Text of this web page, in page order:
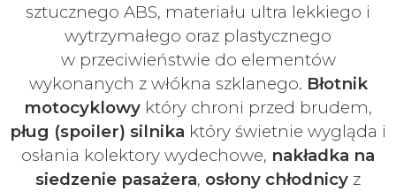
sztucznego ABS, materiału ultra lekkiego i
wytrzymałego oraz plastycznego
w przeciwieństwie do elementów
wykonanych z włókna szklanego. Błotnik
motocyklowy który chroni przed brudem,
pług (spoiler) silnika który świetnie wygląda i
osłania kolektory wydechowe, nakładka na
siedzenie pasażera, osłony chłodnicy z